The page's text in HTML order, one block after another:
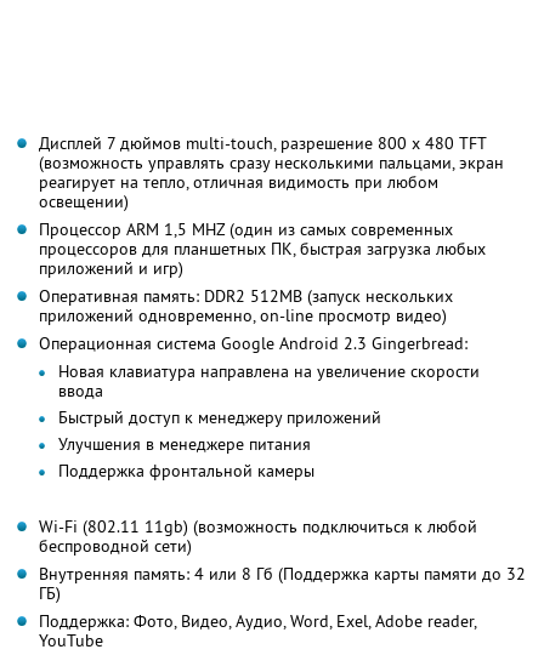
Дисплей 7 дюймов multi-touch, разрешение 800 x 480 TFT
(возможность управлять сразу несколькими пальцами, экран
реагирует на тепло, отличная видимость при любом
освещении)
Процессор ARM 1,5 MHZ (один из самых современных
процессоров для планшетных ПК, быстрая загрузка любых
приложений и игр)
Оперативная память: DDR2 512MB (запуск нескольких
приложений одновременно, on-line просмотр видео)
Операционная система Google Android 2.3 Gingerbread:
Новая клавиатура направлена на увеличение скорости
ввода
Быстрый доступ к менеджеру приложений
Улучшения в менеджере питания
Поддержка фронтальной камеры
Wi-Fi (802.11 11gb) (возможность подключиться к любой
беспроводной сети)
Внутренняя память: 4 или 8 Гб (Поддержка карты памяти до 32
ГБ)
Поддержка: Фото, Видео, Аудио, Word, Exel, Adobe reader,
YouTube